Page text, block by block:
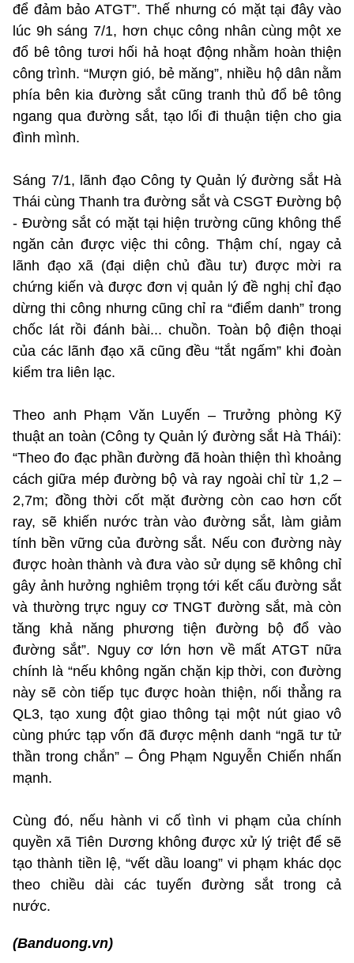
để đảm bảo ATGT”. Thế nhưng có mặt tại đây vào
lúc 9h sáng 7/1, hơn chục công nhân cùng một xe
đổ bê tông tươi hối hả hoạt động nhằm hoàn thiện
công trình. “Mượn gió, bẻ măng”, nhiều hộ dân nằm
phía bên kia đường sắt cũng tranh thủ đổ bê tông
ngang qua đường sắt, tạo lối đi thuận tiện cho gia
đình mình.
Sáng 7/1, lãnh đạo Công ty Quản lý đường sắt Hà
Thái cùng Thanh tra đường sắt và CSGT Đường bộ
- Đường sắt có mặt tại hiện trường cũng không thể
ngăn cản được việc thi công. Thậm chí, ngay cả
lãnh đạo xã (đại diện chủ đầu tư) được mời ra
chứng kiến và được đơn vị quản lý đề nghị chỉ đạo
dừng thi công nhưng cũng chỉ ra “điểm danh” trong
chốc lát rồi đánh bài... chuồn. Toàn bộ điện thoại
của các lãnh đạo xã cũng đều “tắt ngấm” khi đoàn
kiểm tra liên lạc.
Theo anh Phạm Văn Luyến – Trưởng phòng Kỹ
thuật an toàn (Công ty Quản lý đường sắt Hà Thái):
“Theo đo đạc phần đường đã hoàn thiện thì khoảng
cách giữa mép đường bộ và ray ngoài chỉ từ 1,2 –
2,7m; đồng thời cốt mặt đường còn cao hơn cốt
ray, sẽ khiến nước tràn vào đường sắt, làm giảm
tính bền vững của đường sắt. Nếu con đường này
được hoàn thành và đưa vào sử dụng sẽ không chỉ
gây ảnh hưởng nghiêm trọng tới kết cấu đường sắt
và thường trực nguy cơ TNGT đường sắt, mà còn
tăng khả năng phương tiện đường bộ đổ vào
đường sắt”. Nguy cơ lớn hơn về mất ATGT nữa
chính là “nếu không ngăn chặn kịp thời, con đường
này sẽ còn tiếp tục được hoàn thiện, nối thẳng ra
QL3, tạo xung đột giao thông tại một nút giao vô
cùng phức tạp vốn đã được mệnh danh “ngã tư tử
thần trong chắn” – Ông Phạm Nguyễn Chiến nhấn
mạnh.
Cùng đó, nếu hành vi cố tình vi phạm của chính
quyền xã Tiên Dương không được xử lý triệt để sẽ
tạo thành tiền lệ, “vết dầu loang” vi phạm khác dọc
theo chiều dài các tuyến đường sắt trong cả
nước.
(Banduong.vn)